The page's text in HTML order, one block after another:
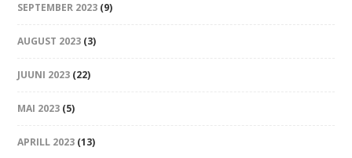
SEPTEMBER 2023 (9)
AUGUST 2023 (3)
JUUNI 2023 (22)
MAI 2023 (5)
APRILL 2023 (13)